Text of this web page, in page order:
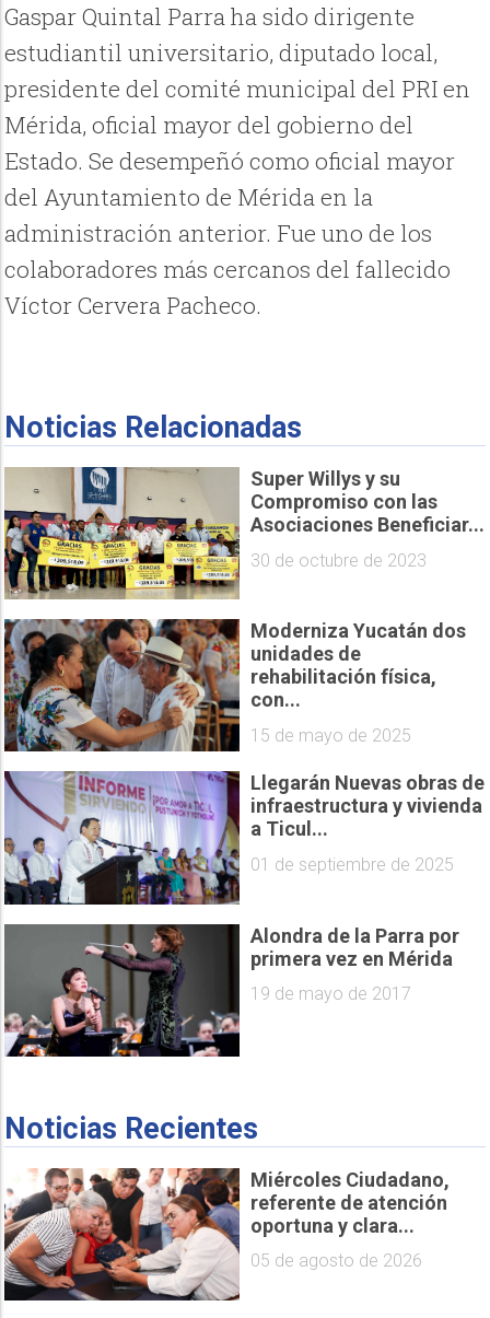
Gaspar Quintal Parra ha sido dirigente
estudiantil universitario, diputado local,
presidente del comité municipal del PRI en
Mérida, oficial mayor del gobierno del
Estado. Se desempeñó como oficial mayor
del Ayuntamiento de Mérida en la
administración anterior. Fue uno de los
colaboradores más cercanos del fallecido
Víctor Cervera Pacheco.
Noticias Relacionadas
Super Willys y su
Compromiso con las
Asociaciones Beneficiar...
30 de octubre de 2023
Moderniza Yucatán dos
unidades de
rehabilitación física,
con...
15 de mayo de 2025
Llegarán Nuevas obras de
infraestructura y vivienda
a Ticul...
01 de septiembre de 2025
Alondra de la Parra por
primera vez en Mérida
19 de mayo de 2017
Noticias Recientes
Miércoles Ciudadano,
referente de atención
oportuna y clara...
05 de agosto de 2026